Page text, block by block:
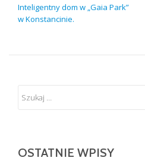
Inteligentny dom w „Gaia Park”
w Konstancinie.
OSTATNIE WPISY